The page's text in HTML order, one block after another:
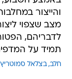
והייצור
מצב שצפוי
לדבריהם,
תמיד על
חלב בצלאל